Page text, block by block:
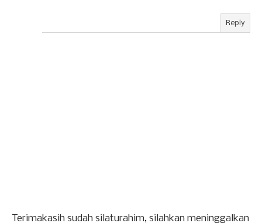
Reply
Terimakasih sudah silaturahim, silahkan meninggalkan